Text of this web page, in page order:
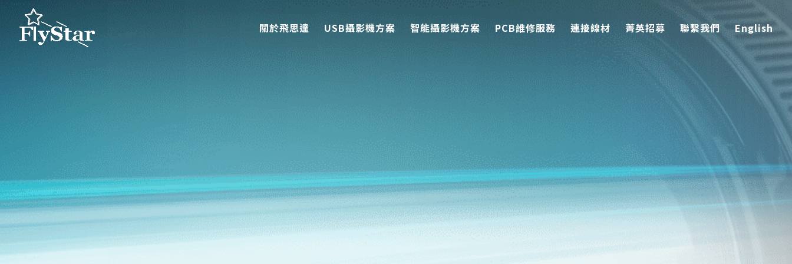
關於飛思達 USB攝影機方案 智能攝影機方案 PCB維修服務 連接線材 菁英招募 聯繫我們 English